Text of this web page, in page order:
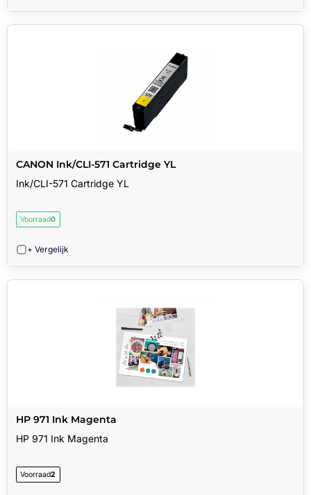
CANON Ink/CLI-571 Cartridge YL
Ink/CLI-571 Cartridge YL
Voorraad0
+ Vergelijk
HP 971 Ink Magenta
HP 971 Ink Magenta
Voorraad2